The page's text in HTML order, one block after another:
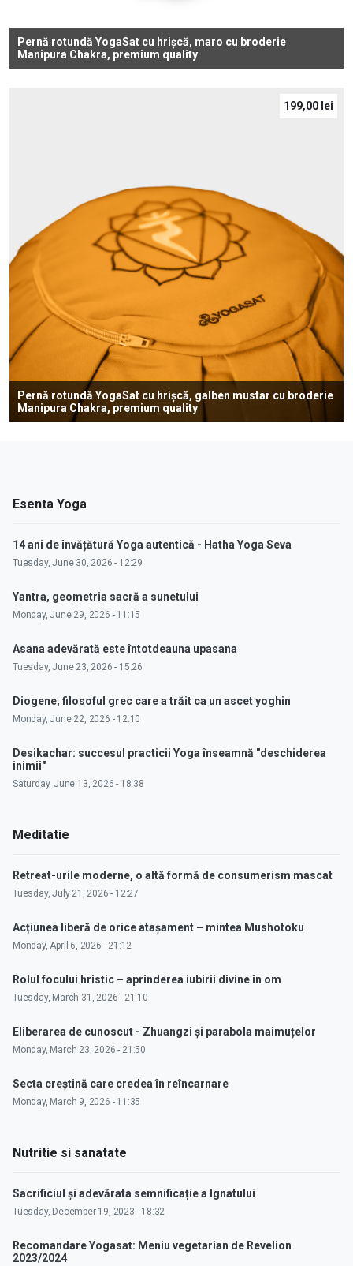
Pernă rotundă YogaSat cu hrișcă, maro cu broderie
Manipura Chakra, premium quality
Pernă rotundă YogaSat cu hrișcă, galben mustar cu broderie
Manipura Chakra, premium quality
199,00 lei
Esenta Yoga
14 ani de învățătură Yoga autentică - Hatha Yoga Seva
Tuesday, June 30, 2026 - 12:29
Yantra, geometria sacră a sunetului
Monday, June 29, 2026 - 11:15
Asana adevărată este întotdeauna upasana
Tuesday, June 23, 2026 - 15:26
Diogene, filosoful grec care a trăit ca un ascet yoghin
Monday, June 22, 2026 - 12:10
Desikachar: succesul practicii Yoga înseamnă "deschiderea
inimii"
Saturday, June 13, 2026 - 18:38
Meditatie
Retreat-urile moderne, o altă formă de consumerism mascat
Tuesday, July 21, 2026 - 12:27
Acțiunea liberă de orice atașament – mintea Mushotoku
Monday, April 6, 2026 - 21:12
Rolul focului hristic – aprinderea iubirii divine în om
Tuesday, March 31, 2026 - 21:10
Eliberarea de cunoscut - Zhuangzi și parabola maimuțelor
Monday, March 23, 2026 - 21:50
Secta creștină care credea în reîncarnare
Monday, March 9, 2026 - 11:35
Nutritie si sanatate
Sacrificiul și adevărata semnificație a Ignatului
Tuesday, December 19, 2023 - 18:32
Recomandare Yogasat: Meniu vegetarian de Revelion
2023/2024